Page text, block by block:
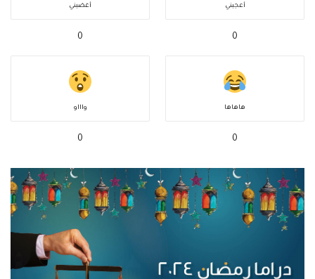
أعجبني
0
أغضبني
0
هاهاها
0
واااو
0